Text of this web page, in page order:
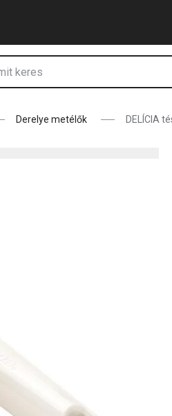
Derelye metélők DELÍCIA